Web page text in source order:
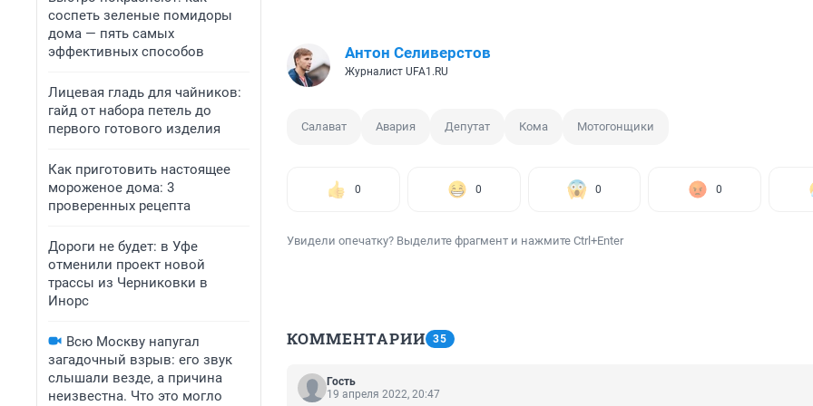
соспеть зеленые помидоры
дома — пять самых
эффективных способов
Лицевая гладь для чайников:
гайд от набора петель до
первого готового изделия
Как приготовить настоящее
мороженое дома: 3
проверенных рецепта
Дороги не будет: в Уфе
отменили проект новой
трассы из Черниковки в
Инорс
Всю Москву напугал
загадочный взрыв: его звук
слышали везде, а причина
неизвестна. Что это могло
Антон Селиверстов
Журналист UFA1.RU
Салават Авария Депутат Кома Мотогонщики
0 0 0 0
Увидели опечатку? Выделите фрагмент и нажмите Ctrl+Enter
КОММЕНТАРИИ 35
Гость
19 апреля 2022, 20:47